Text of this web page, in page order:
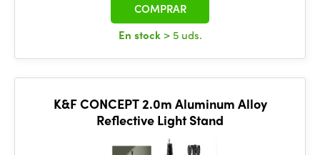
En stock > 5 uds.
COMPRAR
K&F CONCEPT 2.0m Aluminum Alloy
Reflective Light Stand